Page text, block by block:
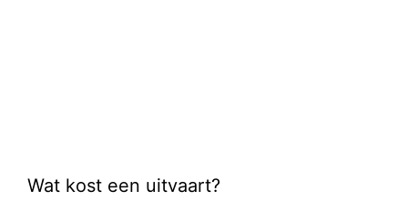
Wat kost een uitvaart?